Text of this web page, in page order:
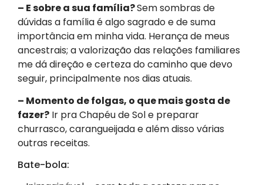
– E sobre a sua família?Sem sombras de
dúvidas a família é algo sagrado e de suma
importância em minha vida. Herança de meus
ancestrais; a valorização das relações familiares
me dá direção e certeza do caminho que devo
seguir, principalmente nos dias atuais.
– Momento de folgas, o que mais gosta de
fazer? Ir pra Chapéu de Sol e preparar
churrasco, carangueijada e além disso várias
outras receitas.
Bate-bola: